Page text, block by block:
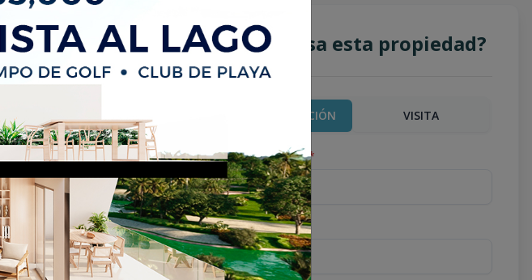
¿Te interesa esta propiedad?
MÁS INFORMACIÓN VISITA
Nombre completo*
Teléfono*